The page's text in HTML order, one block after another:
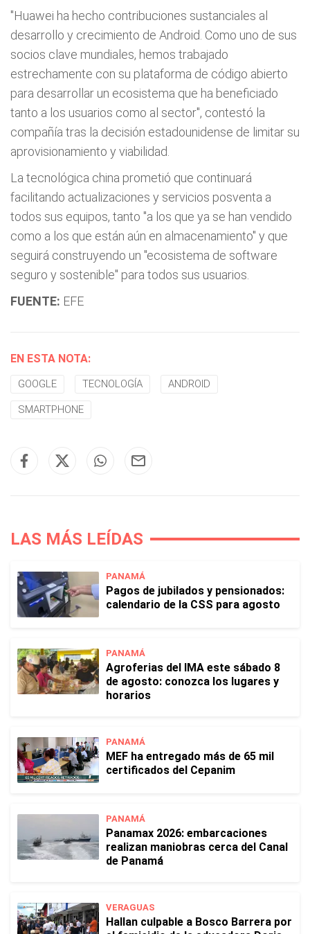
"Huawei ha hecho contribuciones sustanciales al
desarrollo y crecimiento de Android. Como uno de sus
socios clave mundiales, hemos trabajado
estrechamente con su plataforma de código abierto
para desarrollar un ecosistema que ha beneficiado
tanto a los usuarios como al sector", contestó la
compañía tras la decisión estadounidense de limitar su
aprovisionamiento y viabilidad.
La tecnológica china prometió que continuará
facilitando actualizaciones y servicios posventa a
todos sus equipos, tanto "a los que ya se han vendido
como a los que están aún en almacenamiento" y que
seguirá construyendo un "ecosistema de software
seguro y sostenible" para todos sus usuarios.
FUENTE: EFE
EN ESTA NOTA:
GOOGLE TECNOLOGÍA ANDROID
SMARTPHONE
LAS MÁS LEÍDAS
PANAMÁ
Pagos de jubilados y pensionados:
calendario de la CSS para agosto
PANAMÁ
Agroferias del IMA este sábado 8
de agosto: conozca los lugares y
horarios
PANAMÁ
MEF ha entregado más de 65 mil
certificados del Cepanim
PANAMÁ
Panamax 2026: embarcaciones
realizan maniobras cerca del Canal
de Panamá
VERAGUAS
Hallan culpable a Bosco Barrera por